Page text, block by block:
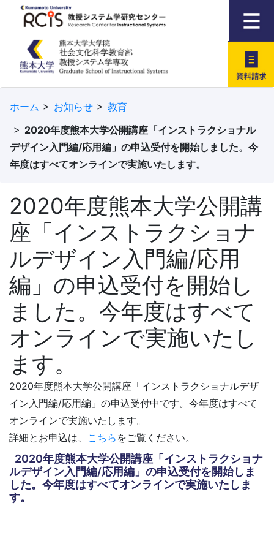
ホーム
お知らせ
教育
2020年度熊本大学公開講座「インストラクショナル
デザイン入門編/応用編」の申込受付を開始しました。今
年度はすべてオンラインで実施いたします。
2020年度熊本大学公開講
座「インストラクショナ
ルデザイン入門編/応用
編」の申込受付を開始し
ました。今年度はすべて
オンラインで実施いたし
ます。
2020年度熊本大学公開講座「インストラクショナルデザ
イン入門編/応用編」 の申込受付中です。今年度はすべて
オンラインで実施いたします。
詳細とお申込は、 こちら をご覧ください。
2020年度熊本大学公開講座「インストラクショナ
ルデザイン入門編/応用編」の申込受付を開始しま
した。今年度はすべてオンラインで実施いたしま
す。